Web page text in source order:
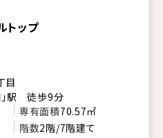
トップ
目
」駅 徒歩9分
専有面積70.57㎡
階数2階/7階建て